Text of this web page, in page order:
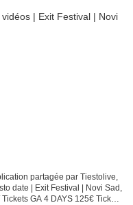
partagée par Tiestolive,
date | Exit Festival | Novi Sad,
GA 4 DAYS 125€ Tickets